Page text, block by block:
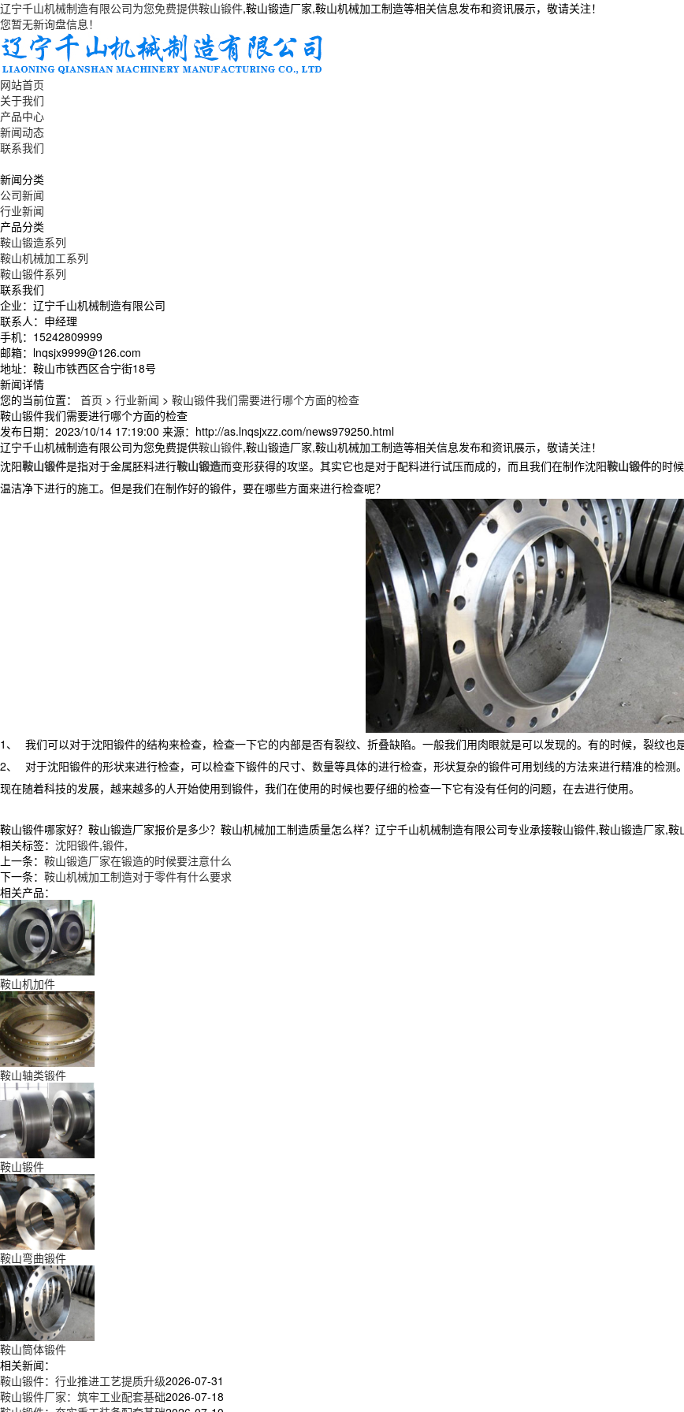
辽宁千山机械制造有限公司为您免费提供鞍山锻件,鞍山锻造厂家,鞍山机械加工制造等相关信息发布和资讯展示，敬请关注！
您暂无新询盘信息！
网站首页
关于我们
产品中心
新闻动态
联系我们
新闻分类
公司新闻
行业新闻
产品分类
鞍山锻造系列
鞍山机械加工系列
鞍山锻件系列
联系我们
企业：辽宁千山机械制造有限公司
联系人：申经理
手机：15242809999
邮箱：lnqsjx9999@126.com
地址：鞍山市铁西区合宁街18号
新闻详情
您的当前位置： 首页 > 行业新闻 > 鞍山锻件我们需要进行哪个方面的检查
鞍山锻件我们需要进行哪个方面的检查
发布日期： 2023/10/14 17:19:00 来源： http://as.lnqsjxzz.com/news979250.html
辽宁千山机械制造有限公司为您免费提供鞍山锻件,鞍山锻造厂家,鞍山机械加工制造等相关信息发布和资讯展示，敬请关注！
沈阳鞍山锻件是指对于金属胚料进行鞍山锻造而变形获得的攻坚。其实它也是对于配料进行试压而成的，而且我们在制作沈阳鞍山锻件的时
温洁净下进行的施工。但是我们在制作好的锻件，要在哪些方面来进行检查呢？
1、
我们可以对于沈阳锻件的结构来检查，检查一下它的内部是否有裂纹、折叠缺陷。一般我们用肉眼就是可以发现的。有的时候，裂纹也
2、
对于沈阳锻件的形状来进行检查，可以检查下锻件的尺寸、数量等具体的进行检查，形状复杂的锻件可用划线的方法来进行精准的检测。
现在随着科技的发展，越来越多的人开始使用到锻件，我们在使用的时候也要仔细的检查一下它有没有任何的问题，在去进行使用。
鞍山锻件哪家好？鞍山锻造厂家报价是多少？鞍山机械加工制造质量怎么样？辽宁千山机械制造有限公司专业承接鞍山锻件,鞍山锻造厂家,
相关标签： 沈阳锻件,锻件,
上一条： 鞍山锻造厂家在锻造的时候要注意什么
下一条： 鞍山机械加工制造对于零件有什么要求
相关产品：
鞍山机加件
鞍山轴类锻件
鞍山锻件
鞍山弯曲锻件
鞍山筒体锻件
相关新闻：
鞍山锻件：行业推进工艺提质升级2026-07-31
鞍山锻件厂家：筑牢工业配套基础2026-07-18